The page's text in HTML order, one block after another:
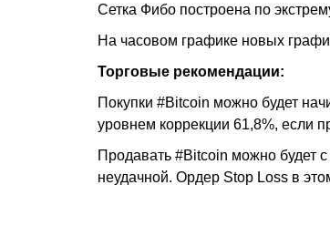
Сетка Фибо построена по
На часовом графике новых
Торговые рекомендации:
Покупки #Bitcoin можно будет
уровнем коррекции 61,8%, если
Продавать #Bitcoin можно будет
неудачной. Ордер Stop Loss в